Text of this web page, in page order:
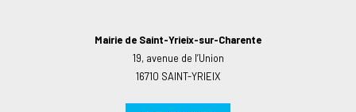
Mairie de Saint-Yrieix-sur-Charente
19, avenue de l’Union
16710 SAINT-YRIEIX